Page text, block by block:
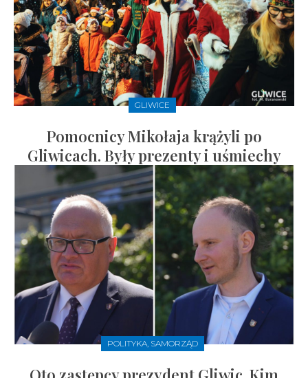
GLIWICE
Pomocnicy Mikołaja krążyli po
Gliwicach. Były prezenty i uśmiechy
POLITYKA, SAMORZĄD